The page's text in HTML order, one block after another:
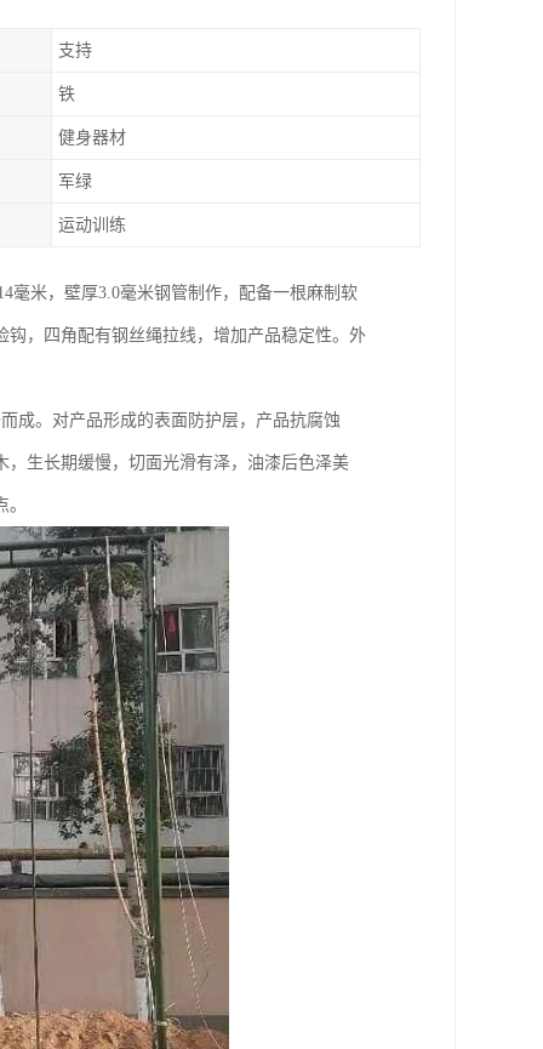
支持
铁
健身器材
军绿
运动训练
毫米，壁厚3.0毫米钢管制作，配备一根麻制软
，四角配有钢丝绳拉线，增加产品稳定性。外
成。对产品形成的表面防护层，产品抗腐蚀
生长期缓慢，切面光滑有泽，油漆后色泽美